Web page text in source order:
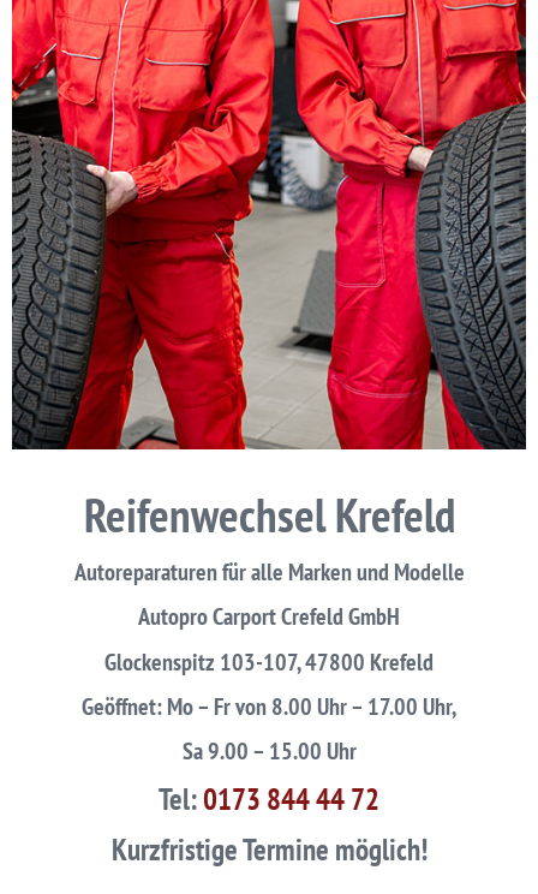
Reifenwechsel Krefeld
Autoreparaturen für alle Marken und Modelle
Autopro Carport Crefeld GmbH
Glockenspitz 103-107, 47800 Krefeld
Geöffnet: Mo – Fr von 8.00 Uhr – 17.00 Uhr,
Sa 9.00 – 15.00 Uhr
Tel:0173 844 44 72
Kurzfristige Termine möglich!